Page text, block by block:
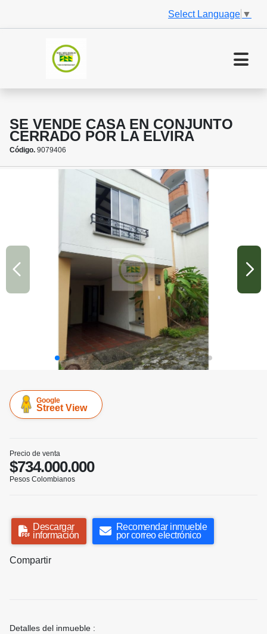
Select Language ▼
SE VENDE CASA EN CONJUNTO
CERRADO POR LA ELVIRA
Código. 9079406
Google
Street View
Precio de venta
$734.000.000
Pesos Colombianos
Descargar
información
Recomendar inmueble
por correo electrónico
Compartir
Detalles del inmueble :